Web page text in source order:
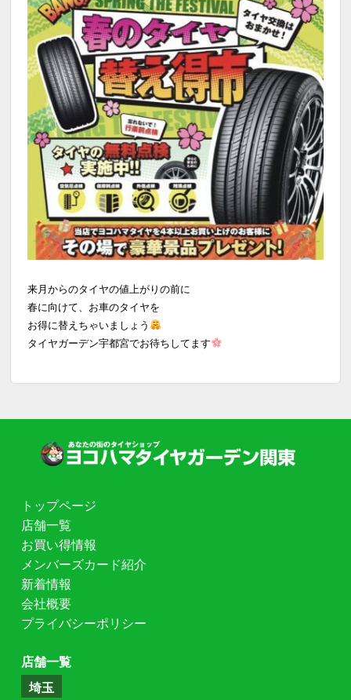
来月からのタイヤの値上がりの前に
春に向けて、お車のタイヤを
お得に替えちゃいましょう
タイヤガーデン宇都宮でお待ちしてます
トップページ
店舗一覧
お買い得情報
メンバーズカード紹介
新着情報
会社概要
プライバシーポリシー
店舗一覧
埼玉